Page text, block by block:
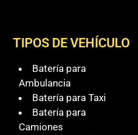
TIPOS DE VEHÍCULO
Batería para
Ambulancia
Batería para Taxi
Batería para
Camiones